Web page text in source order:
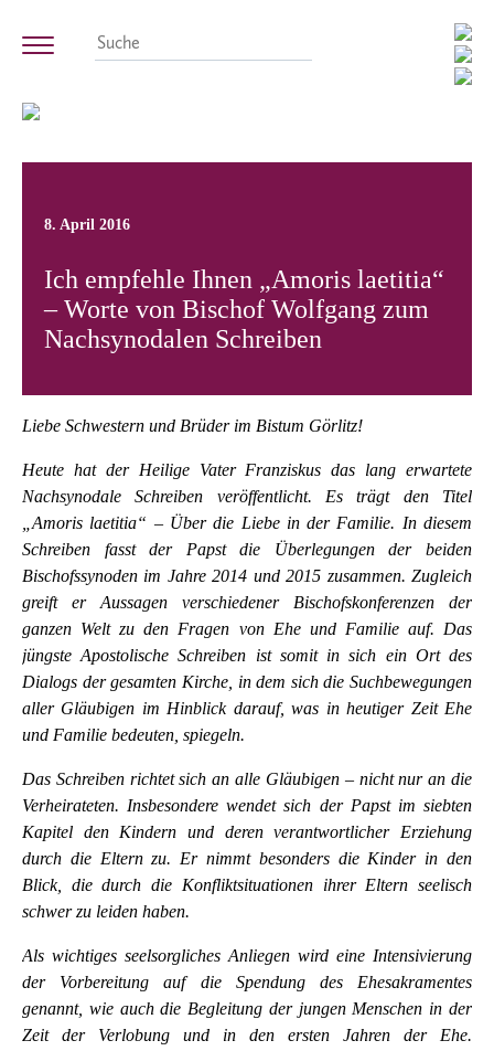
8. April 2016
Ich empfehle Ihnen „Amoris laetitia“
– Worte von Bischof Wolfgang zum
Nachsynodalen Schreiben
Liebe Schwestern und Brüder im Bistum Görlitz!
Heute hat der Heilige Vater Franziskus das lang erwartete
Nachsynodale Schreiben veröffentlicht. Es trägt den Titel
„Amoris laetitia“ – Über die Liebe in der Familie. In diesem
Schreiben fasst der Papst die Überlegungen der beiden
Bischofssynoden im Jahre 2014 und 2015 zusammen. Zugleich
greift er Aussagen verschiedener Bischofskonferenzen der
ganzen Welt zu den Fragen von Ehe und Familie auf. Das
jüngste Apostolische Schreiben ist somit in sich ein Ort des
Dialogs der gesamten Kirche, in dem sich die Suchbewegungen
aller Gläubigen im Hinblick darauf, was in heutiger Zeit Ehe
und Familie bedeuten, spiegeln.
Das Schreiben richtet sich an alle Gläubigen – nicht nur an die
Verheirateten. Insbesondere wendet sich der Papst im siebten
Kapitel den Kindern und deren verantwortlicher Erziehung
durch die Eltern zu. Er nimmt besonders die Kinder in den
Blick, die durch die Konfliktsituationen ihrer Eltern seelisch
schwer zu leiden haben.
Als wichtiges seelsorgliches Anliegen wird eine Intensivierung
der Vorbereitung auf die Spendung des Ehesakramentes
genannt, wie auch die Begleitung der jungen Menschen in der
Zeit der Verlobung und in den ersten Jahren der Ehe.